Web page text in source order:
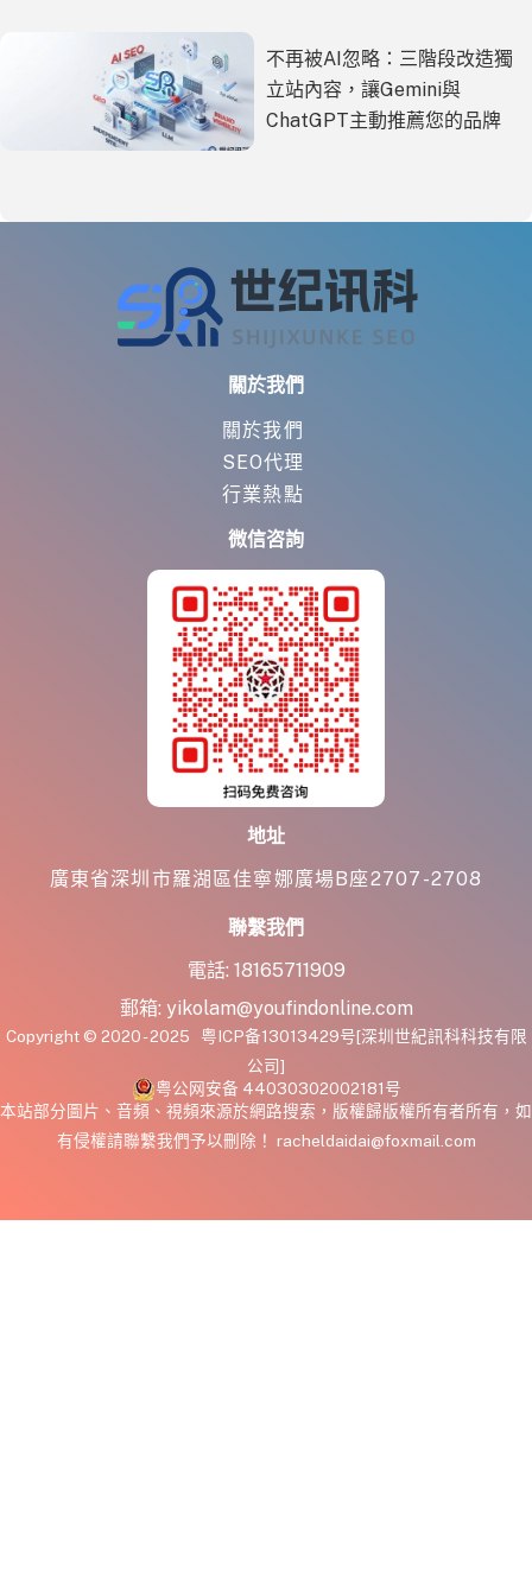
不再被AI忽略：三階段改造獨
立站內容，讓Gemini與
ChatGPT主動推薦您的品牌
關於我們
關於我們
SEO代理
行業熱點
微信咨詢
地址
廣東省深圳市羅湖區佳寧娜廣場B座2707-2708
聯繫我們
電話: 18165711909
郵箱: yikolam@youfindonline.com
Copyright © 2020 - 2025 粤ICP备13013429号[深圳世紀訊科科技有限
公司]
粤公网安备 44030302002181号
本站部分圖片、音頻、視頻來源於網路搜索，版權歸版權所有者所有，如
有侵權請聯繫我們予以刪除！ racheldaidai@foxmail.com